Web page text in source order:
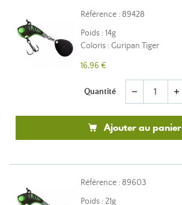
Référence : 89428
Poids : 14g
Coloris : Guripan Tiger
16,96 €
Quantité remove add
Ajouter au panier
Référence : 89603
Poids : 21g